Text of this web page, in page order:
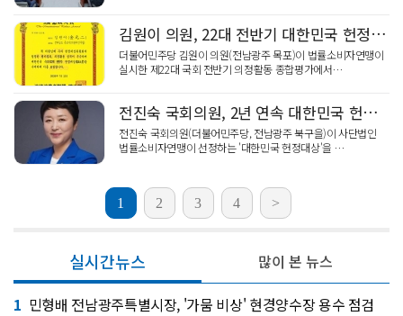
김원이 의원, 22대 전반기 대한민국 헌정대상 수상…종합 4위
더불어민주당 김원이 의원(전남광주 목포)이 법률소비자연맹이
실시한 제22대 국회 전반기 의정활동 종합평가에서…
전진숙 국회의원, 2년 연속 대한민국 헌정대상 수상
전진숙 국회의원(더불어민주당, 전남광주 북구을)이 사단법인
법률소비자연맹이 선정하는 '대한민국 헌정대상'을 …
1 2 3 4 >
실시간뉴스
1 민형배 전남광주특별시장, '가뭄 비상' 현경양수장 용수 점검
많이 본 뉴스